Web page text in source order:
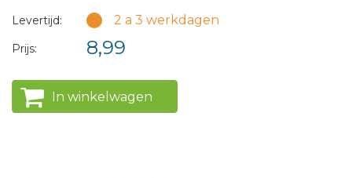
Levertijd: 2 a 3 werkdagen
Prijs: 8,99
In winkelwagen